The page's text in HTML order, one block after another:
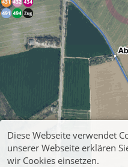
Diese Webseite verwendet
unserer Webseite erklären
wir Cookies einsetzen.